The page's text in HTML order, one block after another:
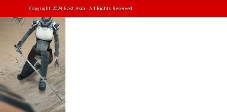
Copyright 2024 East Asia - All Rights Reserved